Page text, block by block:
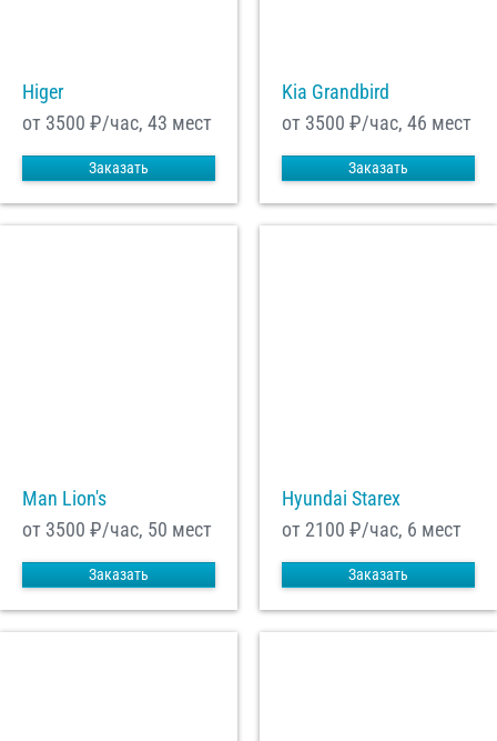
Higer
от 3500 ₽/час, 43 мест
Заказать
Kia Grandbird
от 3500 ₽/час, 46 мест
Заказать
Man Lion's
от 3500 ₽/час, 50 мест
Заказать
Hyundai Starex
от 2100 ₽/час, 6 мест
Заказать